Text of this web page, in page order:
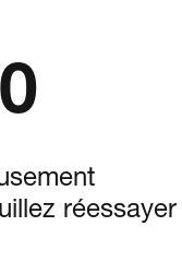
réessayer